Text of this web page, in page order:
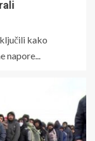
kako
napore...